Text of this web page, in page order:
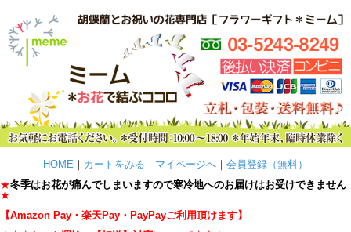
HOME ｜ カートをみる ｜ マイページへ ｜ 会員登録（無料）
★冬季はお花が痛んでしまいますので寒冷地へのお届けはお受けできません
★
【Amazon Pay・楽天Pay・PayPayご利用頂けます】